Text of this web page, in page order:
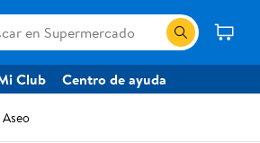
Club Centro de ayuda